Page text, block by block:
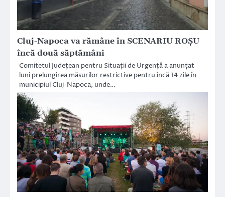
Cluj-Napoca va rămâne în SCENARIU ROȘU
încă două săptămâni
Comitetul Județean pentru Situații de Urgență a anunțat
luni prelungirea măsurilor restrictive pentru încă 14 zile în
municipiul Cluj-Napoca, unde…